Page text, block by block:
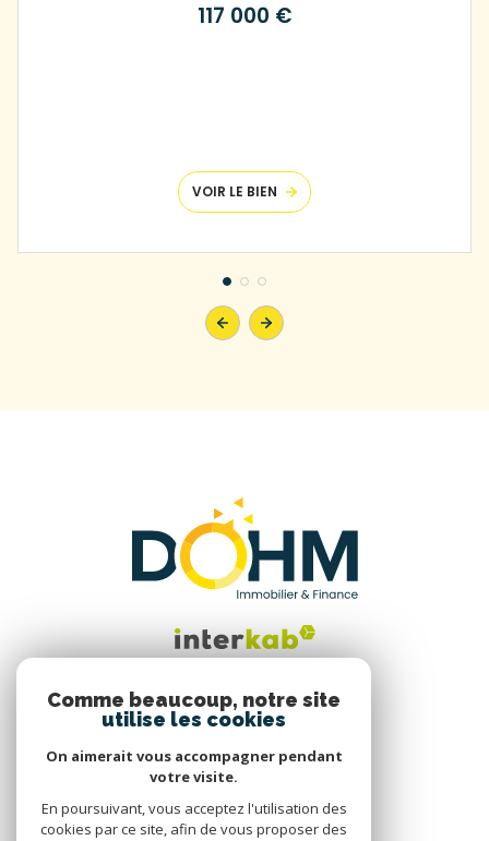
117 000 €
VOIR LE BIEN
Nous suivre
Comme beaucoup, notre site
utilise les cookies
On aimerait vous accompagner pendant
votre visite.
En poursuivant, vous acceptez l'utilisation des
cookies par ce site, afin de vous proposer des